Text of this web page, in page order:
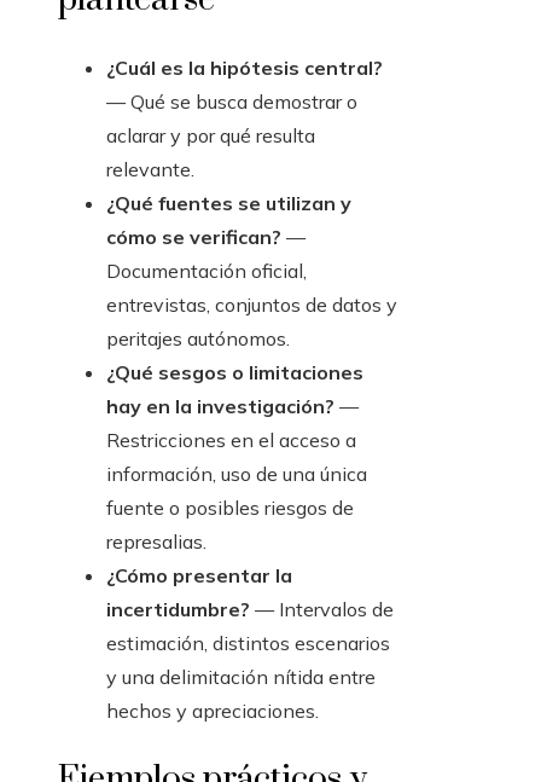
¿Cuál es la hipótesis central?
— Qué se busca demostrar o
aclarar y por qué resulta
relevante.
¿Qué fuentes se utilizan y
cómo se verifican? —
Documentación oficial,
entrevistas, conjuntos de datos y
peritajes autónomos.
¿Qué sesgos o limitaciones
hay en la investigación? —
Restricciones en el acceso a
información, uso de una única
fuente o posibles riesgos de
represalias.
¿Cómo presentar la
incertidumbre? — Intervalos de
estimación, distintos escenarios
y una delimitación nítida entre
hechos y apreciaciones.